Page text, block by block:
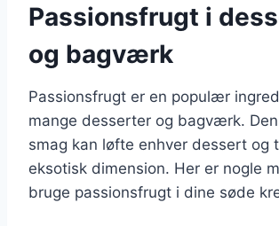
Passionsfrugt i
og bagværk
Passionsfrugt er en populær
mange desserter og bagværk.
smag kan løfte enhver dessert og
eksotisk dimension. Her er nogle
bruge passionsfrugt i dine søde